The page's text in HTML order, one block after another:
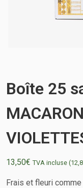
Boîte 25
13,50€ TVA incluse (
Frais et fleuri